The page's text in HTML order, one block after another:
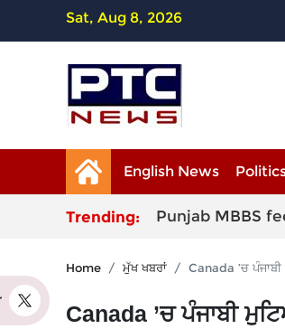
Sat, Aug 8, 2026
English News
Trending: Punjab MBBS
Home ਮੁੱਖ ਖਬਰਾਂ Canada ’ਚ
Canada ’ਚ ਪੰਜਾਬੀ